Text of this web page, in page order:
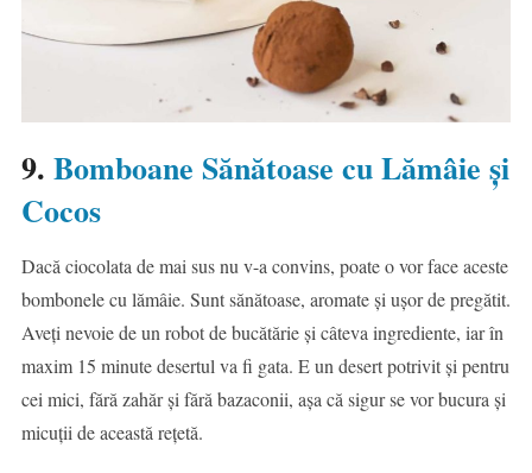
9. Bomboane Sănătoase cu Lămâie și
Cocos
Dacă ciocolata de mai sus nu v-a convins, poate o vor face aceste
bombonele cu lămâie. Sunt sănătoase, aromate și ușor de pregătit.
Aveți nevoie de un robot de bucătărie și câteva ingrediente, iar în
maxim 15 minute desertul va fi gata. E un desert potrivit și pentru
cei mici, fără zahăr și fără bazaconii, așa că sigur se vor bucura și
micuții de această rețetă.